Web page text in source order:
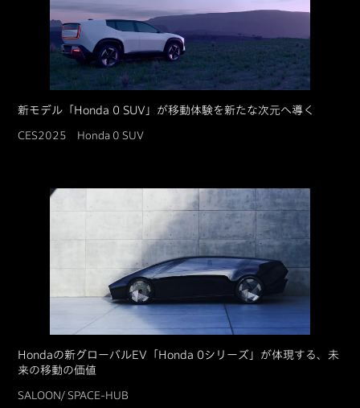
新モデル「Honda 0 SUV」が移動体験を新たな次元へ導く
CES2025 Honda 0 SUV
Hondaの新グローバルEV「Honda 0シリーズ」が体現する、未
来の移動の価値
SALOON/ SPACE-HUB